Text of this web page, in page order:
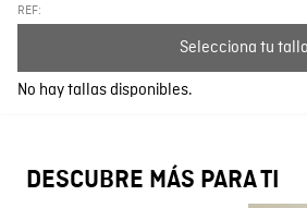
REF:
Selecciona tu talla
No hay tallas disponibles.
DESCUBRE MÁS PARA TI